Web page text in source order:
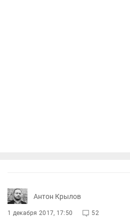
Антон Крылов
1 декабря 2017, 17:50 52